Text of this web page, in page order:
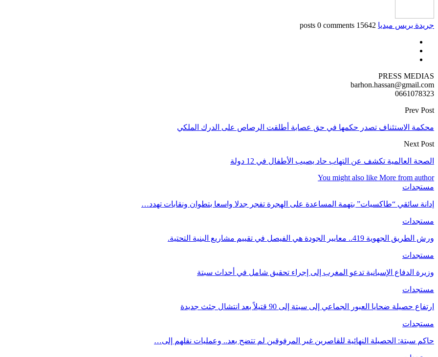
جريدة بريس ميديا 15642 posts
0 comments
PRESS MEDIAS
barhon.hassan@gmail.com
0661078323
Prev Post
محكمة الاستئناف تصدر حكمها في حق عصابة أطلقت الرصاص على الدرك الملكي
Next Post
الصحة العالمية تكشف عن التهاب حاد يصيب الأطفال في 12 دولة
You might also like More from author
مستجدات
إدانة سائقي “طاكسيات” بتهمة المساعدة على الهجرة تفجر جدلا واسعا بتطوان ونقابات تهدد…
مستجدات
ورش الطريق الجهوية 419.. معايير الجودة هي الفيصل في تقييم مشاريع البنية التحتية.
مستجدات
وزيرة الدفاع الإسبانية تدعو المغرب إلى إجراء تحقيق شامل في أحداث سبتة
مستجدات
ارتفاع حصيلة ضحايا العبور الجماعي إلى سبتة إلى 90 قتيلاً بعد انتشال جثث جديدة
مستجدات
حاكم سبتة: الحصيلة النهائية للقاصرين غير المرفوقين لم تتضح بعد.. وعمليات نقلهم إلى…